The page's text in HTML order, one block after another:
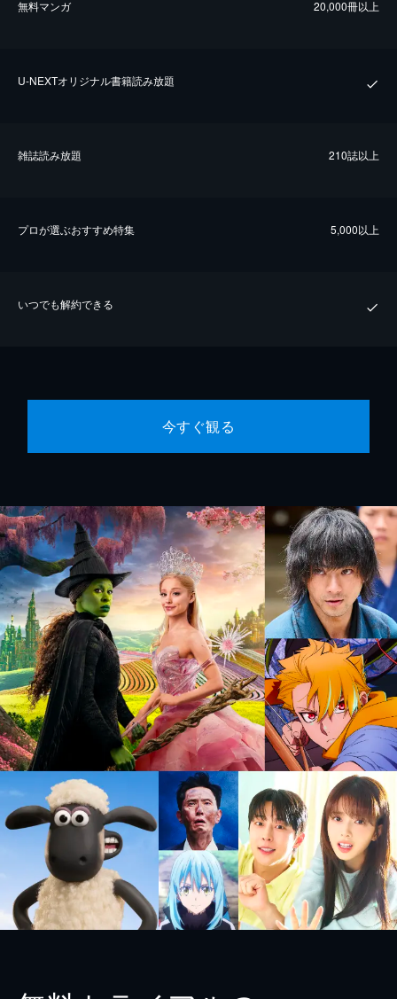
無料マンガ 20,000冊以上
U-NEXTオリジナル書籍読み放題
雑誌読み放題 210誌以上
プロが選ぶおすすめ特集 5,000以上
いつでも解約できる
今すぐ観る